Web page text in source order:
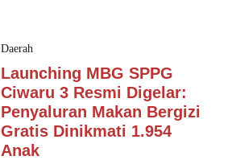
Daerah
Launching MBG SPPG
Ciwaru 3 Resmi Digelar:
Penyaluran Makan Bergizi
Gratis Dinikmati 1.954
Anak